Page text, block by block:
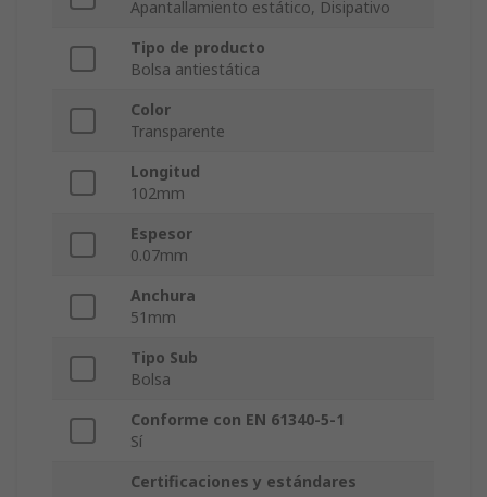
Apantallamiento estático, Disipativo
Tipo de producto
Bolsa antiestática
Color
Transparente
Longitud
102mm
Espesor
0.07mm
Anchura
51mm
Tipo Sub
Bolsa
Conforme con EN 61340-5-1
Sí
Certificaciones y estándares